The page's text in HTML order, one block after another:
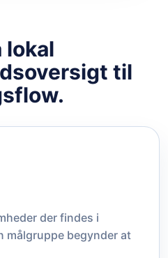
lokal
til
der findes i
målgruppe begynder at